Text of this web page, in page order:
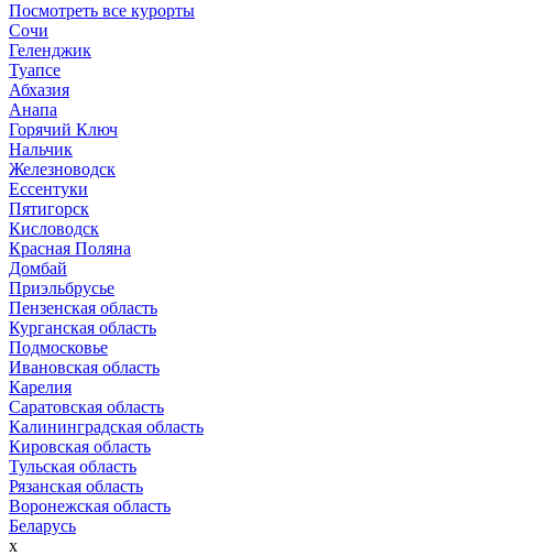
Посмотреть все курорты
Сочи
Геленджик
Туапсе
Абхазия
Анапа
Горячий Ключ
Нальчик
Железноводск
Ессентуки
Пятигорск
Кисловодск
Красная Поляна
Домбай
Приэльбрусье
Пензенская область
Курганская область
Подмосковье
Ивановская область
Карелия
Саратовская область
Калининградская область
Кировская область
Тульская область
Рязанская область
Воронежская область
Беларусь
x